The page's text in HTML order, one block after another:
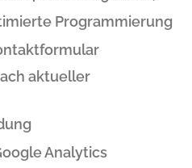
Programmierung
aktueller
Analytics